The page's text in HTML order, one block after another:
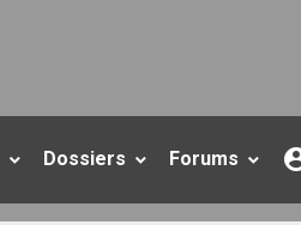
Dossiers Forums